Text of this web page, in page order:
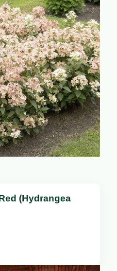
(Hydrangea